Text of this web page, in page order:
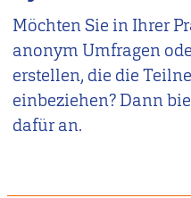
Möchten Sie in Ihrer
anonym Umfragen
erstellen, die die
einbeziehen? Dann
dafür an.